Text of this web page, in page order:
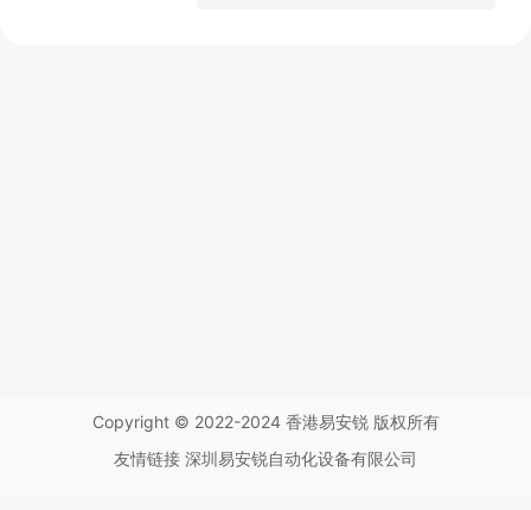
Copyright © 2022-2024 香港易安锐 版权所有
友情链接 深圳易安锐自动化设备有限公司